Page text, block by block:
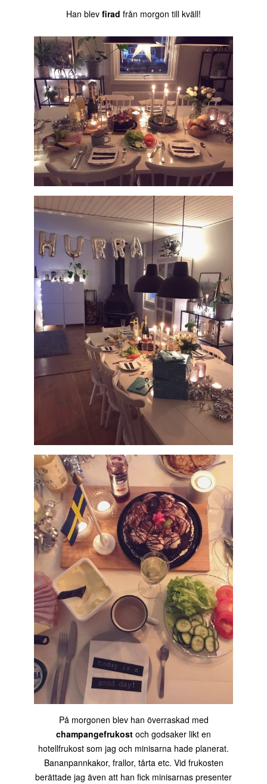
Han blev firad från morgon till kväll!
På morgonen blev han överraskad med
champangefrukost och godsaker likt en
hotellfrukost som jag och minisarna hade planerat.
Bananpannkakor, frallor, tårta etc. Vid frukosten
berättade jag även att han fick minisarnas presenter